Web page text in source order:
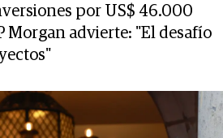
por US$ 46.000
Morgan advierte: "El desafío